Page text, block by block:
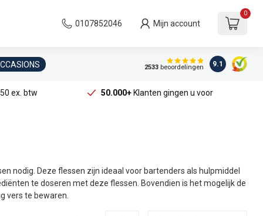
0107852046 Mijn account
0
2533beoordelingen 9.1
ex. btw 50.000+Klanten gingen u voor
nodig. Deze flessen zijn ideaal voor bartenders als hulpmiddel
te doseren met deze flessen. Bovendien is het mogelijk de
vers te bewaren.